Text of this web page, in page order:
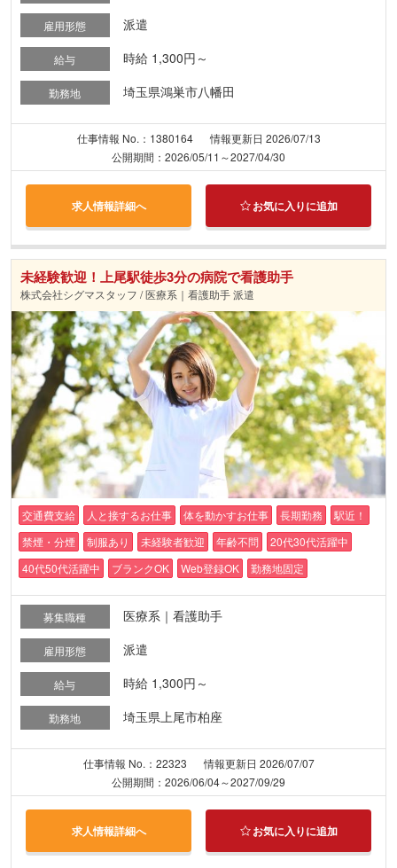
雇用形態 派遣
給与 時給 1,300円～
勤務地 埼玉県鴻巣市八幡田
仕事情報 No.：1380164
情報更新日 2026/07/13
公開期間：2026/05/11～2027/04/30
求人情報詳細へ お気に入りに追加
未経験歓迎！上尾駅徒歩3分の病院で看護助手
株式会社シグマスタッフ / 医療系｜看護助手 派遣
交通費支給 人と接するお仕事 体を動かすお仕事 長期勤務
駅近！
禁煙・分煙
制服あり 未経験者歓迎 年齢不問
20代30代活躍中
40代50代活躍中
ブランクOK Web登録OK 勤務地固定
募集職種 医療系｜看護助手
雇用形態 派遣
給与 時給 1,300円～
勤務地 埼玉県上尾市柏座
仕事情報 No.：22323
情報更新日 2026/07/07
公開期間：2026/06/04～2027/09/29
求人情報詳細へ お気に入りに追加